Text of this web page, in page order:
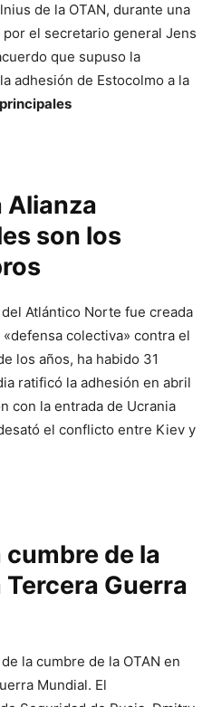
de la OTAN, durante una
el secretario general Jens
que supuso la
adhesión de Estocolmo a la
Alianza
son los
Atlántico Norte fue creada
colectiva» contra el
los años, ha habido 31
ratificó la adhesión en abril
con la entrada de Ucrania
el conflicto entre Kiev y
de la
Tercera Guerra
la cumbre de la OTAN en
Mundial. El